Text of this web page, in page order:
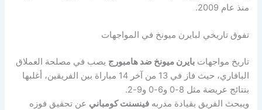
منذ عام 2009.
تفوق تاريخي لبايرن ميونخ في المواجهات
تاريخ مواجهاتبايرن ميونخ ضد هامبورج يصب في مصلحة العملاق
البافاري، حيث فاز في 13 من آخر 14 مباراة بين الفريقين، أغلبها
بنتائج عريضة مثل 8-0 و6-0 و9-2.
ويبحث الفريق بقيادة مدربهفينسنت كومباني عن تحقيق فوزه